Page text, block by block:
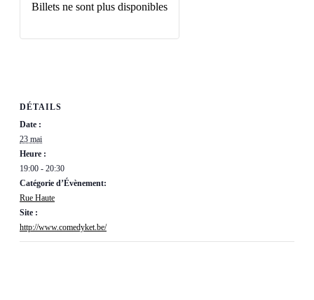
DÉTAILS
Date :
23 mai
Heure :
19:00 - 20:30
Catégorie d’Évènement:
Rue Haute
Site :
http://www.comedyket.be/
Billets ne sont plus disponibles